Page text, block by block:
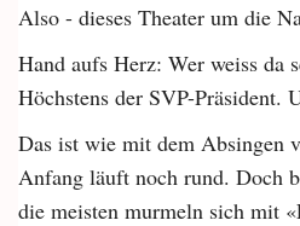
Also - dieses Theater um die
Hand aufs Herz: Wer weiss da
Höchstens der SVP-Präsident.
Das ist wie mit dem Absingen
Anfang läuft noch rund. Doch
die meisten murmeln sich mit